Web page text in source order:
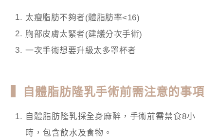
太瘦脂肪不夠者(體脂肪率<16)
胸部皮膚太緊者(建議分次手術)
一次手術想要升級太多罩杯者
▍自體脂肪隆乳手術前需注意的事項
自體脂肪隆乳採全身麻醉，手術前需禁食8小
時，包含飲水及食物。